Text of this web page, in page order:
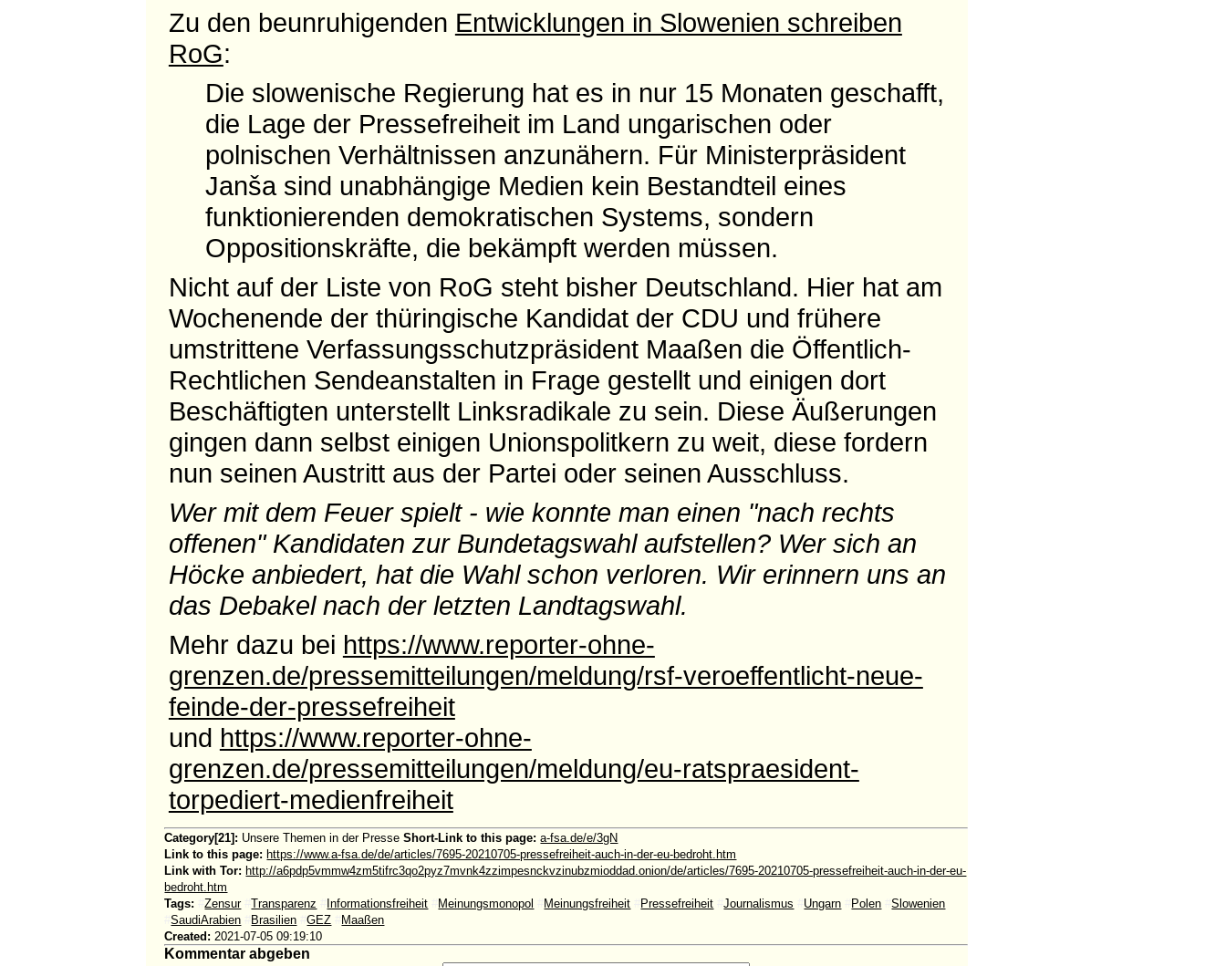
Zu den beunruhigenden Entwicklungen in Slowenien schreiben
RoG:
Die slowenische Regierung hat es in nur 15 Monaten geschafft,
die Lage der Pressefreiheit im Land ungarischen oder
polnischen Verhältnissen anzunähern. Für Ministerpräsident
Janša sind unabhängige Medien kein Bestandteil eines
funktionierenden demokratischen Systems, sondern
Oppositionskräfte, die bekämpft werden müssen.
Nicht auf der Liste von RoG steht bisher Deutschland. Hier hat am
Wochenende der thüringische Kandidat der CDU und frühere
umstrittene Verfassungsschutzpräsident Maaßen die Öffentlich-
Rechtlichen Sendeanstalten in Frage gestellt und einigen dort
Beschäftigten unterstellt Linksradikale zu sein. Diese Äußerungen
gingen dann selbst einigen Unionspolitkern zu weit, diese fordern
nun seinen Austritt aus der Partei oder seinen Ausschluss.
Wer mit dem Feuer spielt - wie konnte man einen "nach rechts
offenen" Kandidaten zur Bundetagswahl aufstellen? Wer sich an
Höcke anbiedert, hat die Wahl schon verloren. Wir erinnern uns an
das Debakel nach der letzten Landtagswahl.
Mehr dazu bei https://www.reporter-ohne-
grenzen.de/pressemitteilungen/meldung/rsf-veroeffentlicht-neue-
feinde-der-pressefreiheit
und https://www.reporter-ohne-
grenzen.de/pressemitteilungen/meldung/eu-ratspraesident-
torpediert-medienfreiheit
Category[21]: Unsere Themen in der PresseShort-Link to this page: a-fsa.de/e/3gN
Link to this page: https://www.a-fsa.de/de/articles/7695-20210705-pressefreiheit-auch-in-der-eu-bedroht.htm
Link with Tor: http://a6pdp5vmmw4zm5tifrc3qo2pyz7mvnk4zzimpesnckvzinubzmioddad.onion/de/articles/7695-20210705-pressefreiheit-auch-in-der-eu-
bedroht.htm
Tags:
#Zensur #Transparenz Informationsfreiheit Meinungsmonopol Meinungsfreiheit Pressefreiheit #Journalismus Ungarn Polen #Slowenien
#SaudiArabien Brasilien #GEZ
Maaßen
Created: 2021-07-05 09:19:10
Kommentar abgeben